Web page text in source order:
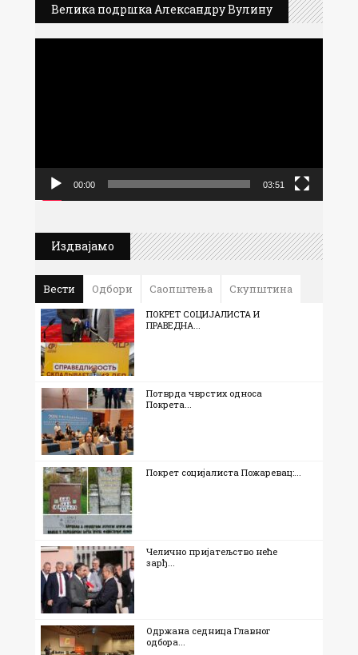
Велика подршка Александру Вулину
00:00 03:51
Издвајамо
Вести Одбори Саопштења Скупштина
ПОКРЕТ СОЦИЈАЛИСТА И
ПРАВЕДНА...
Потврда чврстих односа
Покрета...
Покрет социјалиста Пожаревац:...
Челично пријатељство неће
зарђ...
Одржана седница Главног
одбора...